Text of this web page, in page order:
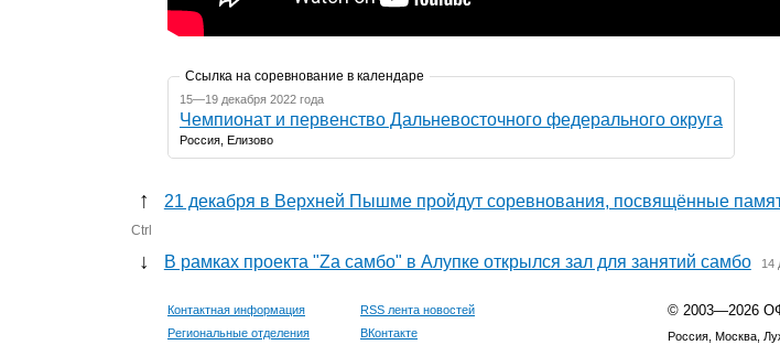
Ссылка на соревнование в календаре
15—19 декабря 2022 года
Чемпионат и первенство Дальневосточного федерального округа
Россия, Елизово
↑ 21 декабря в Верхней Пышме пройдут соревнования, посвящённые
Ctrl
↓ В рамках проекта "Zа самбо" в Алупке открылся зал для занятий самбо 14
Контактная информация
Региональные отделения
RSS лента новостей
ВКонтакте
© 2003—2026
Россия, Москва,